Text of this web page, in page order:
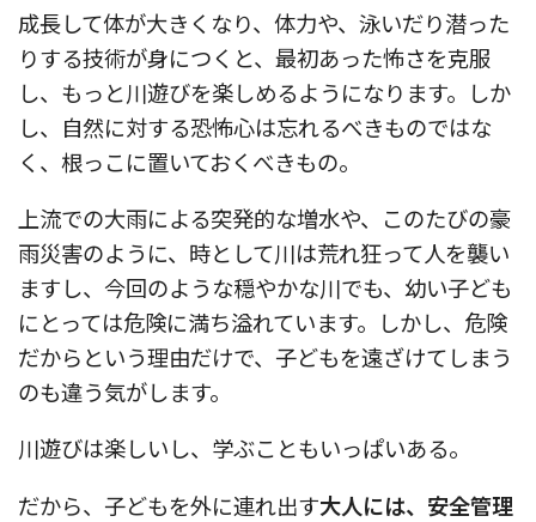
成長して体が大きくなり、体力や、泳いだり潜った
りする技術が身につくと、最初あった怖さを克服
し、もっと川遊びを楽しめるようになります。しか
し、自然に対する恐怖心は忘れるべきものではな
く、根っこに置いておくべきもの。
上流での大雨による突発的な増水や、このたびの豪
雨災害のように、時として川は荒れ狂って人を襲い
ますし、今回のような穏やかな川でも、幼い子ども
にとっては危険に満ち溢れています。しかし、危険
だからという理由だけで、子どもを遠ざけてしまう
のも違う気がします。
川遊びは楽しいし、学ぶこともいっぱいある。
だから、子どもを外に連れ出す大人には、安全管理